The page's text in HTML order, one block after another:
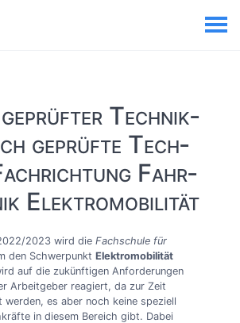
Tech­nik­
ge­prüf­te Tech­
Fahr­
Elektro­mobilität
2023 wird dieFachschule für
den SchwerpunktElektromobilität
auf die zukünftigen Anforderungen
Arbeitgeber reagiert, da zur Zeit
es aber noch keine speziell
in diesem Bereich gibt. Dabei